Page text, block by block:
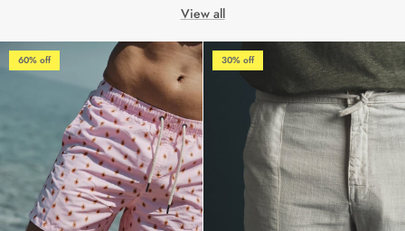
View all
60% off 30% off